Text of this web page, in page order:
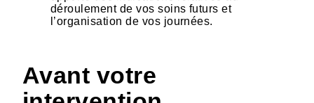
déroulement de vos soins futurs et
l’organisation de vos journées.
Avant votre